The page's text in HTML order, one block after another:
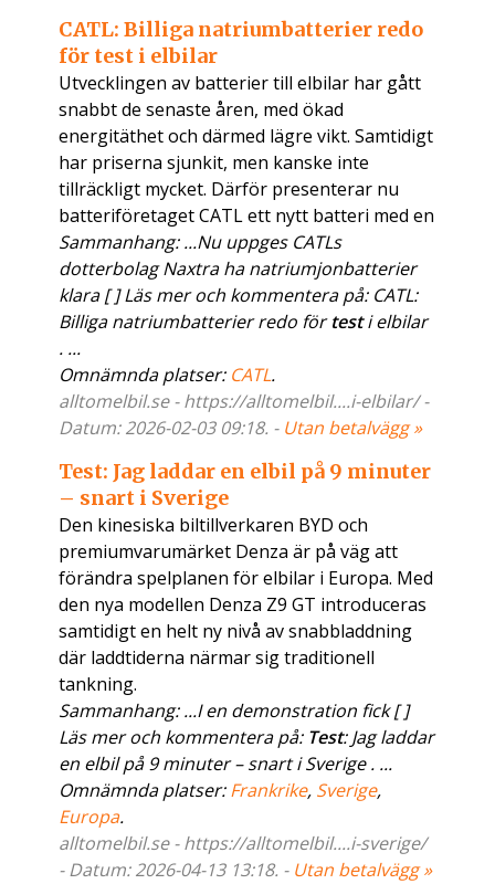
CATL: Billiga natriumbatterier redo
för test i elbilar
Utvecklingen av batterier till elbilar har gått
snabbt de senaste åren, med ökad
energitäthet och därmed lägre vikt. Samtidigt
har priserna sjunkit, men kanske inte
tillräckligt mycket. Därför presenterar nu
batteriföretaget CATL ett nytt batteri med en
Sammanhang: ...Nu uppges CATLs
dotterbolag Naxtra ha natriumjonbatterier
klara [ ] Läs mer och kommentera på: CATL:
Billiga natriumbatterier redo förtesti elbilar
. ...
Omnämnda platser: CATL.
alltomelbil.se - https://alltomelbil....i-elbilar/ -
Datum: 2026-02-03 09:18. - Utan betalvägg »
Test: Jag laddar en elbil på 9 minuter
– snart i Sverige
Den kinesiska biltillverkaren BYD och
premiumvarumärket Denza är på väg att
förändra spelplanen för elbilar i Europa. Med
den nya modellen Denza Z9 GT introduceras
samtidigt en helt ny nivå av snabbladdning
där laddtiderna närmar sig traditionell
tankning.
Sammanhang: ...I en demonstration fick [ ]
Läs mer och kommentera på: Test: Jag laddar
en elbil på 9 minuter – snart i Sverige . ...
Omnämnda platser:Frankrike, Sverige,
Europa.
alltomelbil.se - https://alltomelbil....i-sverige/
- Datum: 2026-04-13 13:18. - Utan betalvägg »